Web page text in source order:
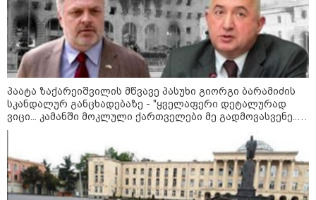
საზოგადოება
პაატა ზაქარეიშვილის მწვავე პასუხი გიორგი ბარამიძის
სკანდალურ განცხადებაზე - "ყველაფერი დეტალურად
ვიცი... კამანში მოკლული ქართველები მე გადმოვასვენე...
ბარამიძე კი ტყუის"